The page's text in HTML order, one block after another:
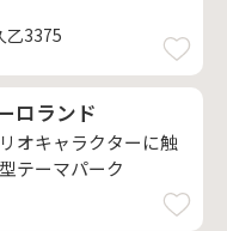
乙3375
ロランド
オキャラクターに触
テーマパーク